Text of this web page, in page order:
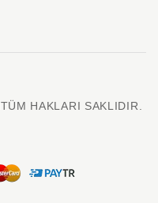
TÜM HAKLARI SAKLIDIR.